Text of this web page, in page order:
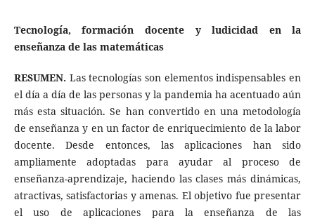
Tecnología, formación docente y ludicidad en la
enseñanza de las matemáticas
RESUMEN. Las tecnologías son elementos indispensables en
el día a día de las personas y la pandemia ha acentuado aún
más esta situación. Se han convertido en una metodología
de enseñanza y en un factor de enriquecimiento de la labor
docente. Desde entonces, las aplicaciones han sido
ampliamente adoptadas para ayudar al proceso de
enseñanza-aprendizaje, haciendo las clases más dinámicas,
atractivas, satisfactorias y amenas. El objetivo fue presentar
el uso de aplicaciones para la enseñanza de las